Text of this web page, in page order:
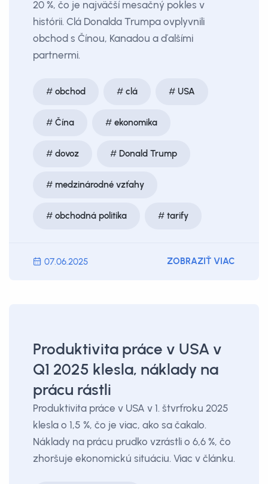
20 %, čo je najväčší mesačný pokles v
histórii. Clá Donalda Trumpa ovplyvnili
obchod s Čínou, Kanadou a ďalšími
partnermi.
obchod clá USA
Čína ekonomika
dovoz Donald Trump
medzinárodné vzťahy
obchodná politika tarify
07.06.2025 ZOBRAZIŤ VIAC
Produktivita práce v USA v
Q1 2025 klesla, náklady na
prácu rástli
Produktivita práce v USA v 1. štvrťroku 2025
klesla o 1,5 %, čo je viac, ako sa čakalo.
Náklady na prácu prudko vzrástli o 6,6 %, čo
zhoršuje ekonomickú situáciu. Viac v článku.